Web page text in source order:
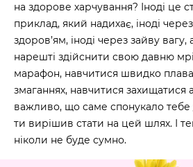
на здорове харчування? Іноді це
приклад, який надихає, іноді
здоров’ям, іноді через зайву вагу,
нарешті здійснити свою давню
марафон, навчитися швидко
змаганнях, навчитися
важливо, що саме спонукало тебе
ти вирішив стати на цей шлях. І
ніколи не буде сумно.